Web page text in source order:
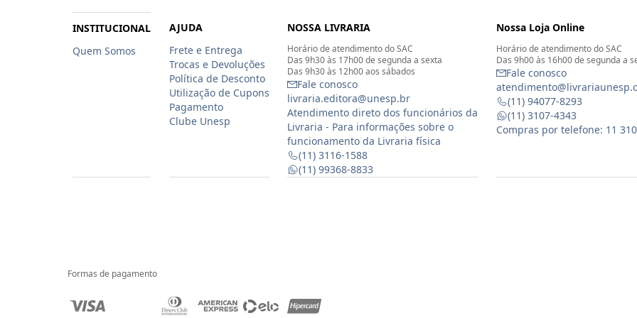
INSTITUCIONAL
Quem Somos
AJUDA
Frete e Entrega
Trocas e Devoluções
Política de Desconto
Utilização de Cupons
Pagamento
Clube Unesp
NOSSA LIVRARIA
Horário de atendimento do SAC
Das 9h30 às 17h00 de segunda a sexta
Das 9h30 às 12h00 aos sábados
Fale conosco
livraria.editora@unesp.br
Atendimento direto dos funcionários da
Livraria - Para informações sobre o
funcionamento da Livraria física
(11) 3116-1588
(11) 99368-8833
Nossa Loja Online
Horário de atendimento do SAC
Das 9h00 às 16h00 de segunda a
Fale conosco
(11) 94077-8293
(11) 3107-4343
Compras por telefone: 11
Formas de pagamento